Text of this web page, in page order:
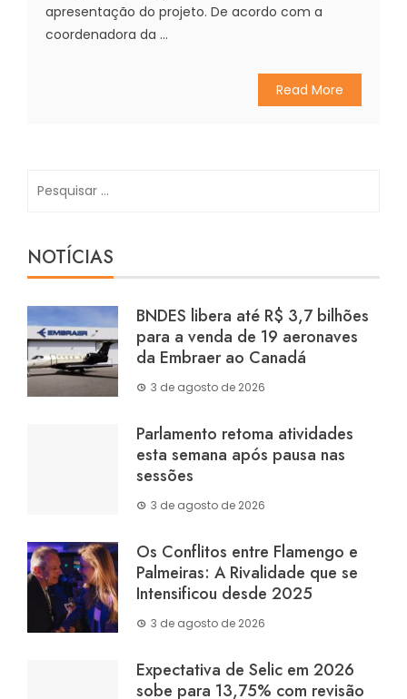
apresentação do projeto. De acordo com a
coordenadora da ...
Read More
NOTÍCIAS
BNDES libera até R$ 3,7 bilhões
para a venda de 19 aeronaves
da Embraer ao Canadá
3 de agosto de 2026
Parlamento retoma atividades
esta semana após pausa nas
sessões
3 de agosto de 2026
Os Conflitos entre Flamengo e
Palmeiras: A Rivalidade que se
Intensificou desde 2025
3 de agosto de 2026
Expectativa de Selic em 2026
sobe para 13,75% com revisão